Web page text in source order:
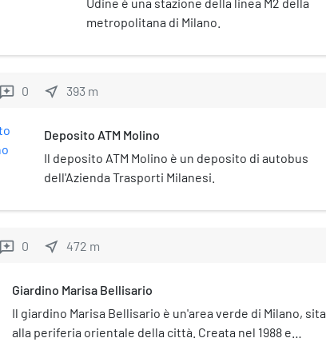
metropolitana di Milano.
reviews 0 near_me 393 m
Deposito ATM Molino
Il deposito ATM Molino è un deposito di autobus
dell'Azienda Trasporti Milanesi.
reviews 0 near_me 472 m
Giardino Marisa Bellisario
Il giardino Marisa Bellisario è un'area verde di Milano, sita
alla periferia orientale della città. Creata nel 1988 e